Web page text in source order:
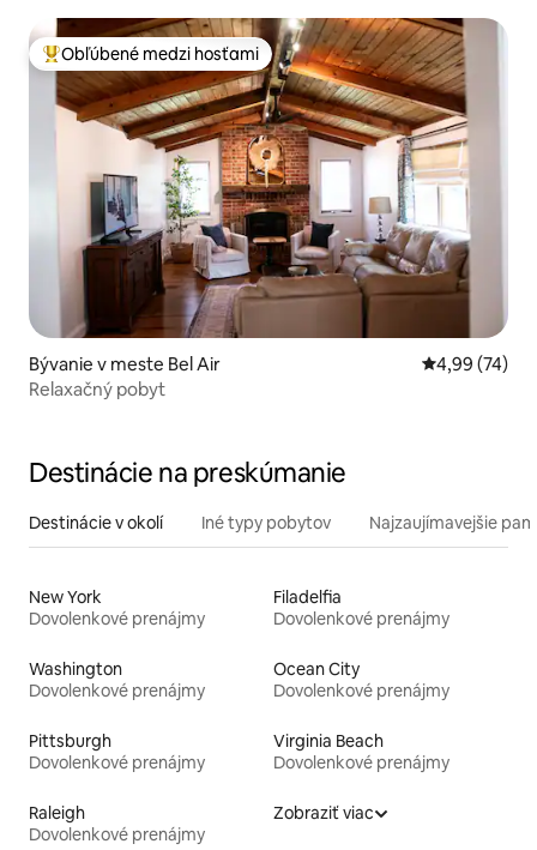
Najobľúbenejšie medzi hosťami
Obľúbené medzi hosťami
Bývanie v meste Bel Air Priemerné
4,99 (74)
Relaxačný pobyt
Destinácie na preskúmanie
Destinácie v okolí Iné typy pobytov Najzaujímavejšie
New York
Dovolenkové prenájmy
Filadelfia
Dovolenkové prenájmy
Washington
Dovolenkové prenájmy
Ocean City
Dovolenkové prenájmy
Pittsburgh
Dovolenkové prenájmy
Virginia Beach
Dovolenkové prenájmy
Raleigh
Dovolenkové prenájmy
Zobraziť viac